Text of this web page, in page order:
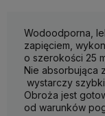
Wodoodporna,
zapięciem,
o szerokości 25
Nie absorbująca
wystarczy
Obroża jest
od warunków